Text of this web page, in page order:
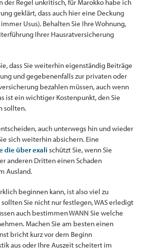
der Regel unkritisch, für Marokko habe ich
geklärt, dass auch hier eine Deckung
Usus). Behalten Sie Ihre Wohnung,
Ihrer Hausratversicherung
dass Sie weiterhin eigenständig Beiträge
und gegebenenfalls zur privaten oder
bezahlen müssen, auch wenn
ist ein wichtiger Kostenpunkt, den Sie
sollten.
auch unterwegs hin und wieder
sich weiterhin absichern. Eine
die über exali schützt Sie, wenn Sie
anderen Dritten einen Schaden
Ausland.
beginnen kann, ist also viel zu
Sie nicht nur festlegen, WAS erledigt
auch bestimmen WANN Sie welche
Machen Sie am besten einen
bricht kurz vor dem Beginn
aus oder Ihre Auszeit scheitert im